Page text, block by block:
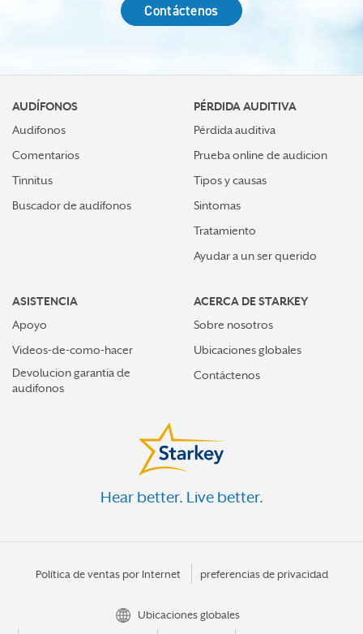
Contáctenos
AUDÍFONOS
Audifonos
Comentarios
Tinnitus
Buscador de audífonos
PÉRDIDA AUDITIVA
Pérdida auditiva
Prueba online de audicion
Tipos y causas
Sintomas
Tratamiento
Ayudar a un ser querido
ASISTENCIA
Apoyo
Videos-de-como-hacer
Devolucion garantia de
audifonos
ACERCA DE STARKEY
Sobre nosotros
Ubicaciones globales
Contáctenos
Hear better. Live better.
Política de ventas por Internet preferencias de privacidad
Ubicaciones globales